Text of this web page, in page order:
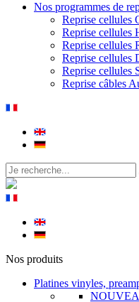
Nos programmes de
Reprise cellules
Reprise cellules
Reprise cellules
Reprise cellules
Reprise cellules
Reprise câbles
Nos produits
Platines vinyles,